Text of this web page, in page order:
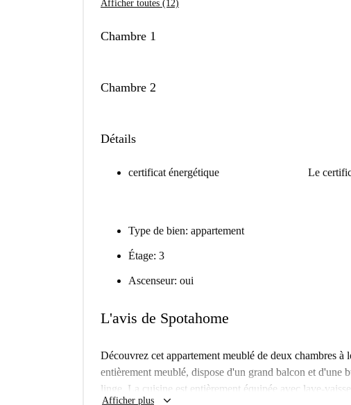
Afficher toutes (12)
Chambre 1
Chambre 2
Détails
certificat énergétique Le
Type de bien: appartement
Étage: 3
Ascenseur: oui
L'avis de Spotahome
Découvrez cet appartement meublé de deux chambres
entièrement meublé, dispose d'un grand balcon et d'une
linge. La cuisine est entièrement équipée avec lave-
Afficher plus keyboard_arrow_down